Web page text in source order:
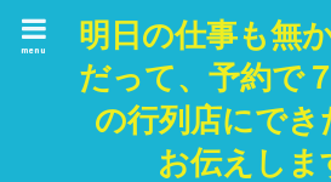
明日の仕事も無
だって、予約で
の行列店にでき
お伝えしま
menu